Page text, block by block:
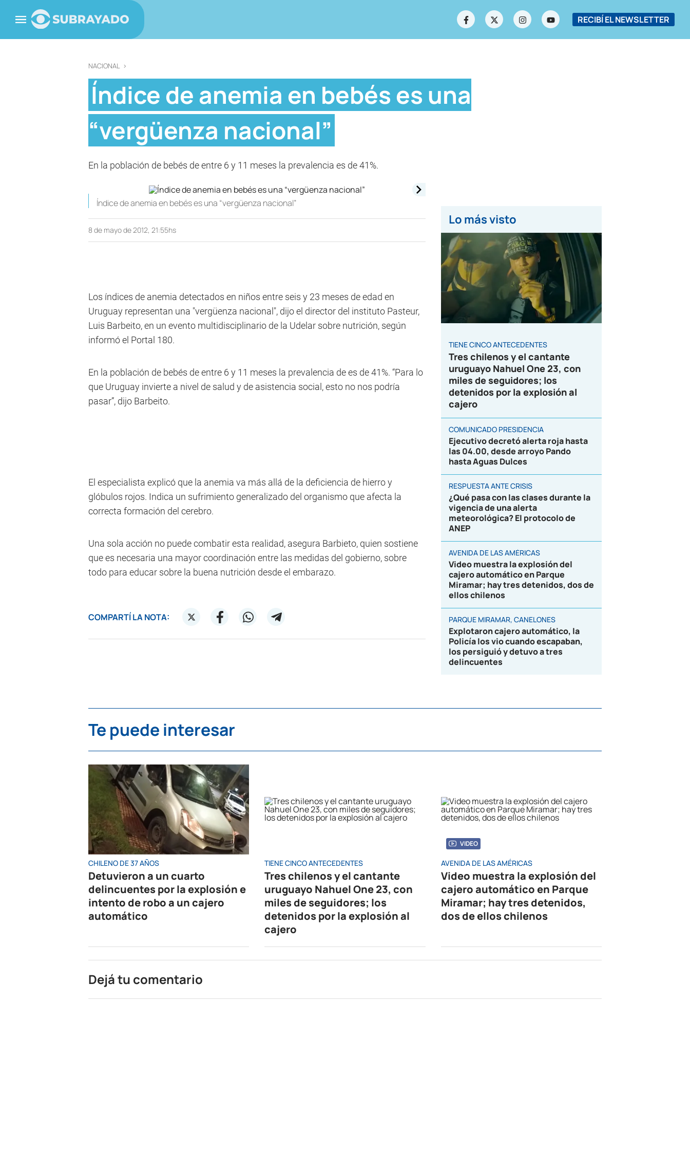
RECIBÍ EL NEWSLETTER
NACIONAL >
Índice de anemia en bebés es una
“vergüenza nacional”
En la población de bebés de entre 6 y 11 meses la prevalencia es de 41%.
Índice de anemia en bebés es una “vergüenza nacional”
8 de mayo de 2012, 21:55hs
Los índices de anemia detectados en niños entre seis y 23 meses de edad en
Uruguay representan una "vergüenza nacional", dijo el director del instituto Pasteur,
Luis Barbeito, en un evento multidisciplinario de la Udelar sobre nutrición, según
informó el Portal 180.
En la población de bebés de entre 6 y 11 meses la prevalencia de es de 41%. “Para lo
que Uruguay invierte a nivel de salud y de asistencia social, esto no nos podría
pasar”, dijo Barbeito.
El especialista explicó que la anemia va más allá de la deficiencia de hierro y
glóbulos rojos. Indica un sufrimiento generalizado del organismo que afecta la
correcta formación del cerebro.
Una sola acción no puede combatir esta realidad, asegura Barbieto, quien sostiene
que es necesaria una mayor coordinación entre las medidas del gobierno, sobre
todo para educar sobre la buena nutrición desde el embarazo.
COMPARTÍ LA NOTA:
Lo más visto
TIENE CINCO ANTECEDENTES
Tres chilenos y el cantante
uruguayo Nahuel One 23, con
miles de seguidores; los
detenidos por la explosión al
cajero
COMUNICADO PRESIDENCIA
Ejecutivo decretó alerta roja hasta
las 04.00, desde arroyo Pando
hasta Aguas Dulces
RESPUESTA ANTE CRISIS
¿Qué pasa con las clases durante la
vigencia de una alerta
meteorológica? El protocolo de
ANEP
AVENIDA DE LAS AMÉRICAS
Video muestra la explosión del
cajero automático en Parque
Miramar; hay tres detenidos, dos de
ellos chilenos
PARQUE MIRAMAR, CANELONES
Explotaron cajero automático, la
Policía los vio cuando escapaban,
los persiguió y detuvo a tres
delincuentes
Te puede interesar
CHILENO DE 37 AÑOS
Detuvieron a un cuarto
delincuentes por la explosión e
intento de robo a un cajero
automático
TIENE CINCO ANTECEDENTES
Tres chilenos y el cantante
uruguayo Nahuel One 23, con
miles de seguidores; los
detenidos por la explosión al
cajero
VIDEO
AVENIDA DE LAS AMÉRICAS
Video muestra la explosión del
cajero automático en Parque
Miramar; hay tres detenidos,
dos de ellos chilenos
Dejá tu comentario